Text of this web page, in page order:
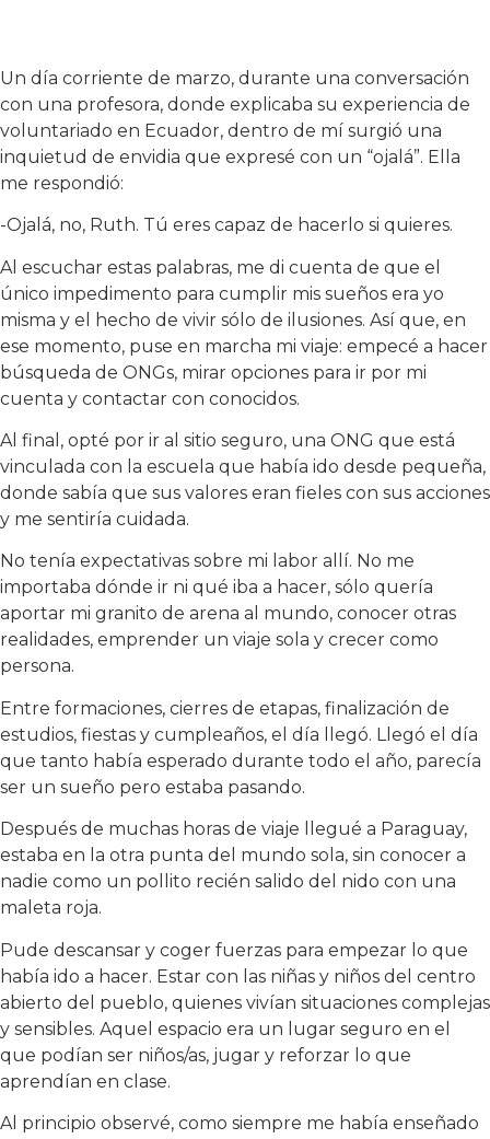
Un día corriente de marzo, durante una conversación
con una profesora, donde explicaba su experiencia de
voluntariado en Ecuador, dentro de mí surgió una
inquietud de envidia que expresé con un “ojalá”. Ella
me respondió:
-Ojalá, no, Ruth. Tú eres capaz de hacerlo si quieres.
Al escuchar estas palabras, me di cuenta de que el
único impedimento para cumplir mis sueños era yo
misma y el hecho de vivir sólo de ilusiones. Así que, en
ese momento, puse en marcha mi viaje: empecé a hacer
búsqueda de ONGs, mirar opciones para ir por mi
cuenta y contactar con conocidos.
Al final, opté por ir al sitio seguro, una ONG que está
vinculada con la escuela que había ido desde pequeña,
donde sabía que sus valores eran fieles con sus acciones
y me sentiría cuidada.
No tenía expectativas sobre mi labor allí. No me
importaba dónde ir ni qué iba a hacer, sólo quería
aportar mi granito de arena al mundo, conocer otras
realidades, emprender un viaje sola y crecer como
persona.
Entre formaciones, cierres de etapas, finalización de
estudios, fiestas y cumpleaños, el día llegó. Llegó el día
que tanto había esperado durante todo el año, parecía
ser un sueño pero estaba pasando.
Después de muchas horas de viaje llegué a Paraguay,
estaba en la otra punta del mundo sola, sin conocer a
nadie como un pollito recién salido del nido con una
maleta roja.
Pude descansar y coger fuerzas para empezar lo que
había ido a hacer. Estar con las niñas y niños del centro
abierto del pueblo, quienes vivían situaciones complejas
y sensibles. Aquel espacio era un lugar seguro en el
que podían ser niños/as, jugar y reforzar lo que
aprendían en clase.
Al principio observé, como siempre me había enseñado